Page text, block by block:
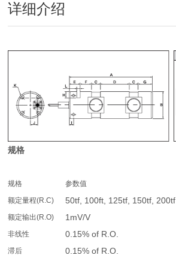
详细介绍
规格
规格
参数值
额定量程(R.C)
50tf, 100ft, 125tf, 150tf, 200tf
额定输出(R.O) 1mV/V
非线性 0.15% of R.O.
滞后 0.15% of R.O.